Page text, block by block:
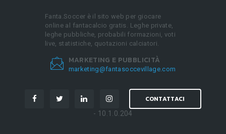
Fanta.Soccer è il sito web per giocare
online al fantacalcio gratis. Leghe private,
leghe pubbliche, probabili formazioni, voti
live, statistiche, quotazioni calciatori.
MARKETING E PUBBLICITÀ
marketing@fantasoccevillage.com
CONTATTACI
- 10.1.0.204